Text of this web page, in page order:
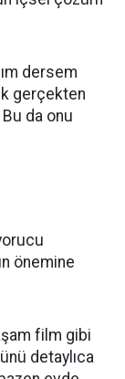
dersem
gerçekten
da onu
önemine
film gibi
detaylıca